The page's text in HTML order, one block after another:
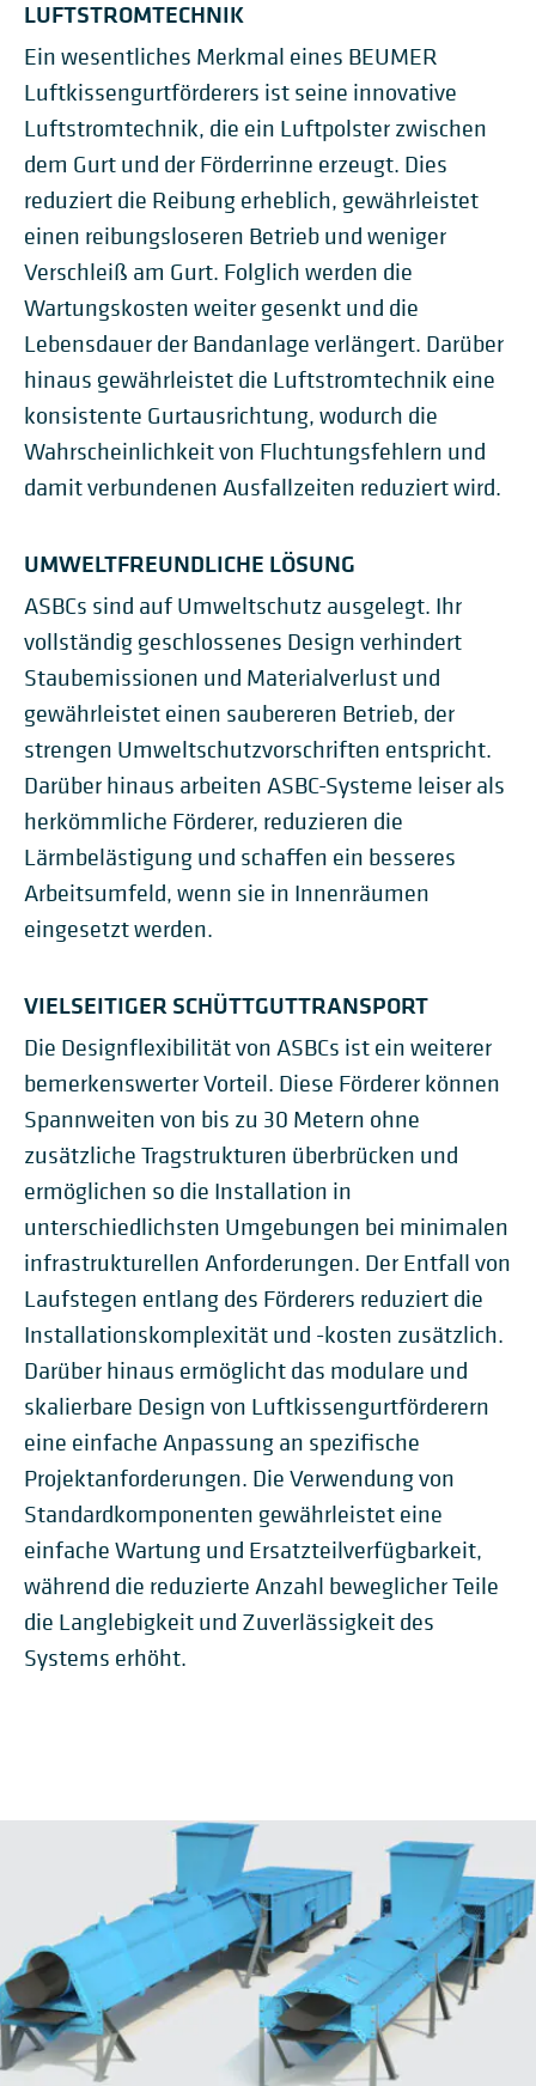
LUFTSTROMTECHNIK
Ein wesentliches Merkmal eines BEUMER
Luftkissengurtförderers ist seine innovative
Luftstromtechnik, die ein Luftpolster zwischen
dem Gurt und der Förderrinne erzeugt. Dies
reduziert die Reibung erheblich, gewährleistet
einen reibungsloseren Betrieb und weniger
Verschleiß am Gurt. Folglich werden die
Wartungskosten weiter gesenkt und die
Lebensdauer der Bandanlage verlängert. Darüber
hinaus gewährleistet die Luftstromtechnik eine
konsistente Gurtausrichtung, wodurch die
Wahrscheinlichkeit von Fluchtungsfehlern und
damit verbundenen Ausfallzeiten reduziert wird.
UMWELTFREUNDLICHE LÖSUNG
ASBCs sind auf Umweltschutz ausgelegt. Ihr
vollständig geschlossenes Design verhindert
Staubemissionen und Materialverlust und
gewährleistet einen saubereren Betrieb, der
strengen Umweltschutzvorschriften entspricht.
Darüber hinaus arbeiten ASBC-Systeme leiser als
herkömmliche Förderer, reduzieren die
Lärmbelästigung und schaffen ein besseres
Arbeitsumfeld, wenn sie in Innenräumen
eingesetzt werden.
VIELSEITIGER SCHÜTTGUTTRANSPORT
Die Designflexibilität von ASBCs ist ein weiterer
bemerkenswerter Vorteil. Diese Förderer können
Spannweiten von bis zu 30 Metern ohne
zusätzliche Tragstrukturen überbrücken und
ermöglichen so die Installation in
unterschiedlichsten Umgebungen bei minimalen
infrastrukturellen Anforderungen. Der Entfall von
Laufstegen entlang des Förderers reduziert die
Installationskomplexität und -kosten zusätzlich.
Darüber hinaus ermöglicht das modulare und
skalierbare Design von Luftkissengurtförderern
eine einfache Anpassung an spezifische
Projektanforderungen. Die Verwendung von
Standardkomponenten gewährleistet eine
einfache Wartung und Ersatzteilverfügbarkeit,
während die reduzierte Anzahl beweglicher Teile
die Langlebigkeit und Zuverlässigkeit des
Systems erhöht.